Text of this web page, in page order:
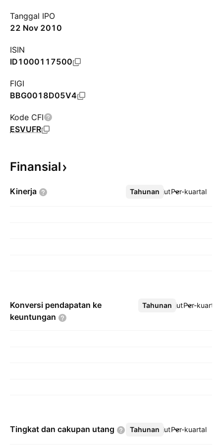
Tanggal IPO
22 Nov 2010
ISIN
ID1000117500
FIGI
BBG0018D05V4
Kode CFI
ESVUFR
Finansial
Kinerja Tahunan Per-kuartal
Lebih lanjut
Konversi pendapatan ke
keuntungan
Tahunan Per-kuartal
Lebih lanjut
Tingkat dan cakupan utang Tahunan Per-kuartal
Lebih lanjut